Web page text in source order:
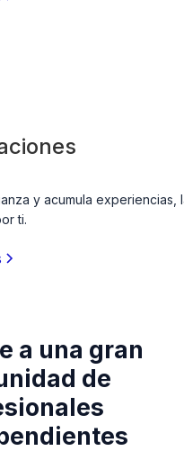
y acumula experiencias,
ti.
a una gran
de